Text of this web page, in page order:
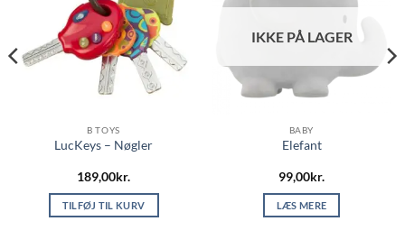
B TOYS
LucKeys – Nøgler
189,00kr.
TILFØJ TIL KURV
IKKE PÅ LAGER
BABY
Elefant
99,00kr.
LÆS MERE